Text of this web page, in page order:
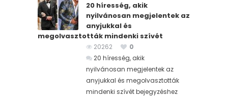
20 híresség, akik
nyilvánosan megjelentek az
anyjukkal és
megolvasztották mindenki szívét
20262
0
20 híresség, akik
nyilvánosan megjelentek az
anyjukkal és megolvasztották
mindenki szívét bejegyzéshez